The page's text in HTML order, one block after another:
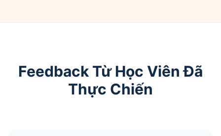
Feedback Từ Học Viên Đã
Thực Chiến